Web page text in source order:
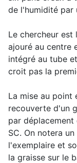
de l'humidité par
Le chercheur
ajouré au centre
intégré au tube
croit pas la
La mise au point
recouverte d'un
par
SC. On notera
l'exemplaire et
la graisse sur le